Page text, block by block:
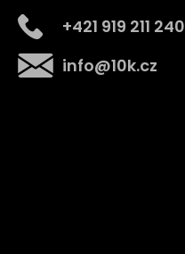
info@10k.cz
+421 919 211 240